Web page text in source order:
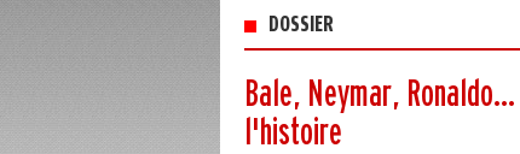
DOSSIER
Bale, Neymar,
l'histoire